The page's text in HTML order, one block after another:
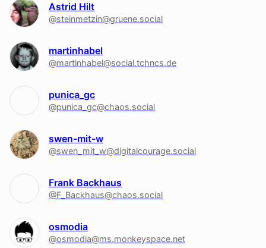
Astrid Hilt
@steinmetzin@gruene.social
martinhabel
@martinhabel@social.tchncs.de
punica_gc
@punica_gc@chaos.social
swen-mit-w
@swen_mit_w@digitalcourage.social
Frank Backhaus
@F_Backhaus@chaos.social
osmodia
@osmodia@ms.monkeyspace.net